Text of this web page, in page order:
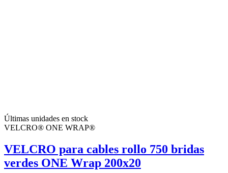
Últimas unidades en stock
VELCRO® ONE WRAP®
VELCRO para cables rollo 750 bridas
verdes ONE Wrap 200x20